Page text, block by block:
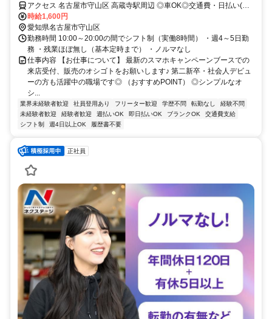
アクセス 名古屋市守山区 高蔵寺駅周辺 ◎車OK◎交通費・日払い(規
定) ◎週4～5日
時給1,600円
愛知県名古屋市守山区
勤務時間 10:00～20:00の間でシフト制（実働8時間） ・週4～5日勤
務 ・残業ほぼ無し（基本定時まで） ・ノルマなし
仕事内容 【お仕事について】 最新のスマホキャンペーンブースでの
来店受付、販売のオシゴトをお願いします♪ 第二新卒・社会人デビュ
ーの方も活躍中の職場です◎ （おすすめPOINT） ◎シンプルなオ
シ...
業界未経験者歓迎 社員登用あり フリーター歓迎 学歴不問 転勤なし
経験不問
未経験者歓迎
経験者歓迎 週払いOK 即日払いOK ブランクOK
交通費支給
シフト制
週4日以上OK 履歴書不要
正社員